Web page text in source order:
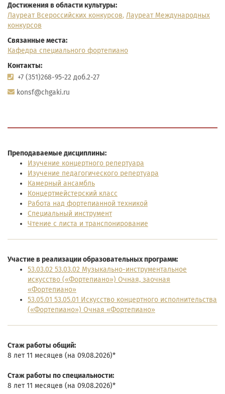
Достижения в области культуры:
Лауреат Всероссийских конкурсов, Лауреат Международных
конкурсов
Связанные места:
Кафедра специального фортепиано
Контакты:
+7 (351)268-95-22 доб.2-27
konsf@chgaki.ru
Преподаваемые дисциплины:
Изучение концертного репертуара
Изучение педагогического репертуара
Камерный ансамбль
Концертмейстерский класс
Работа над фортепианной техникой
Специальный инструмент
Чтение с листа и транспонирование
Участие в реализации образовательных программ:
53.03.02 53.03.02 Музыкально-инструментальное
искусство («Фортепиано») Очная, заочная
«Фортепиано»
53.05.01 53.05.01 Искусство концертного исполнительства
(«Фортепиано») Очная «Фортепиано»
Cтаж работы общий:
8 лет 11 месяцев (на 09.08.2026)*
Cтаж работы по специальности:
8 лет 11 месяцев (на 09.08.2026)*